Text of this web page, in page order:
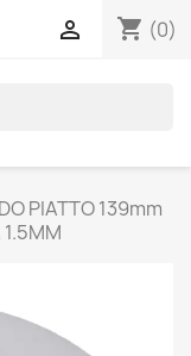
shopping_cart (0)

PIATTO 139mm
1.5MM